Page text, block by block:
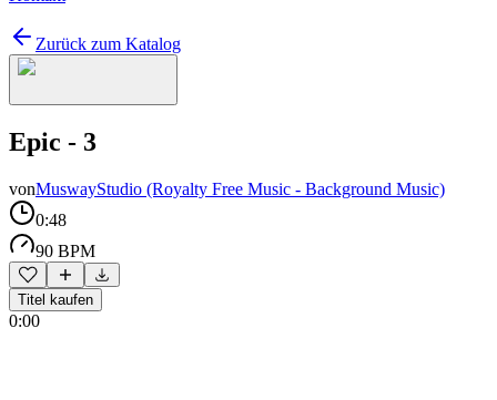
Zurück zum Katalog
Epic - 3
vonMuswayStudio (Royalty Free Music - Background Music)
0:48
90 BPM
Titel kaufen
0:00